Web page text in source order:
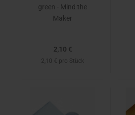
green - Mind the
Maker
2,10 €
2,10 € pro Stück